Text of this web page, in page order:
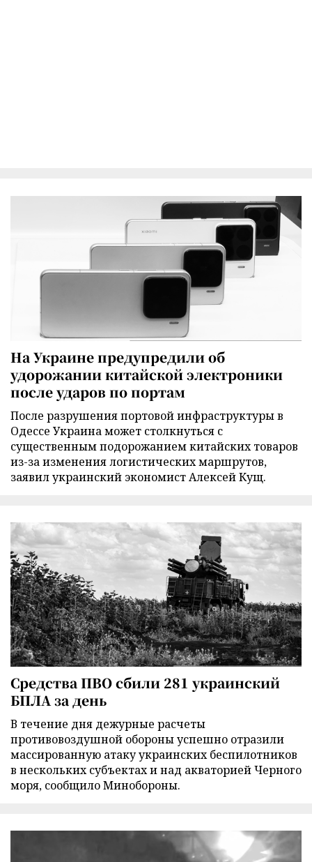
На Украине предупредили об
удорожании китайской электроники
после ударов по портам
После разрушения портовой инфраструктуры в
Одессе Украина может столкнуться с
существенным подорожанием китайских товаров
из-за изменения логистических маршрутов,
заявил украинский экономист Алексей Кущ.
Средства ПВО сбили 281 украинский
БПЛА за день
В течение дня дежурные расчеты
противовоздушной обороны успешно отразили
массированную атаку украинских беспилотников
в нескольких субъектах и над акваторией Черного
моря, сообщило Минобороны.